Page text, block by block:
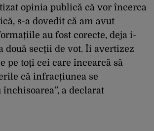
opinia publică că vor încerca
s-a dovedit că am avut
au fost corecte, deja i-
două secții de vot. Îi avertizez
pe toți cei care încearcă să
că infracțiunea se
închisoarea”, a declarat